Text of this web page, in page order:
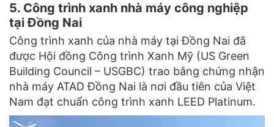
5. Công trình xanh nhà máy công nghiệp
tại Đồng Nai
Công trình xanh của nhà máy tại Đồng Nai đã
được Hội đồng Công trình Xanh Mỹ (US Green
Building Council – USGBC) trao bằng chứng nhận
nhà máy ATAD Đồng Nai là nơi đầu tiên của Việt
Nam đạt chuẩn công trình xanh LEED Platinum.